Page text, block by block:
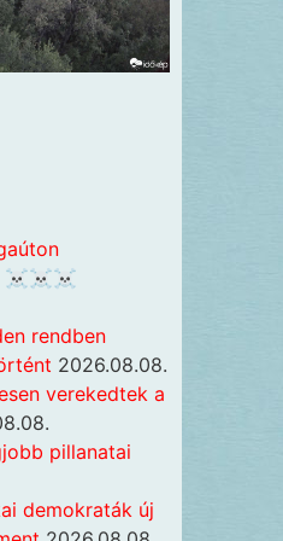
☠️☠️☠️
rendben
2026.08.08.
verekedtek a
pillanatai
demokraták új